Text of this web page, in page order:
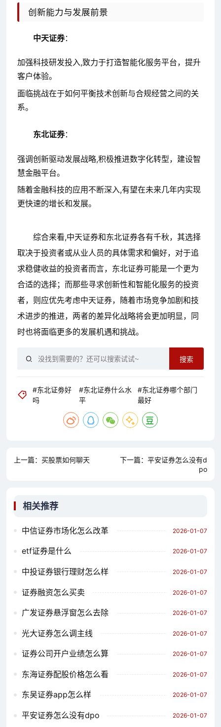
创新能力与发展前景
中天证券：
加强科技研发投入,致力于打造智能化服务平台，提升
客户体验。
面临挑战在于如何平衡技术创新与合规经营之间的关
系。
东北证券：
强调创新驱动发展战略,积极推进数字化转型，建设智
慧金融平台。
随着金融科技的应用不断深入,有望在未来几年内实现
更快速的增长和发展。
综合来看,中天证券和东北证券各有千秋，其选择
取决于投资者或从业人员的具体需求和偏好，对于追
求稳健收益的投资者而言，东北证券可能是一个更为
合适的选择；而那些寻求创新性和智能化服务的投资
者，则应优先考虑中天证券，随着市场竞争加剧和技
术进步的推进，两者的差异化战略将会更加明显，同
时也将面临更多的发展机遇和挑战。
搜索
#东北证劵好
吗
#东北证券什么水
平
#东北证券哪个部门
最好
上一篇： 买股票如何聊天 下一篇：平安证券怎么没有d
po
相关推荐
中信证券市场化怎么改革 2026-01-07
etf证券是什么 2026-01-07
中投证券银行理财怎么样 2026-01-07
证券融资怎么买卖 2026-01-07
广发证券悬浮窗怎么去除 2026-01-07
光大证券怎么调主线 2026-01-07
证券公司开户业绩怎么算 2026-01-07
东海证券配股价格怎么看 2026-01-07
东吴证券app怎么样 2026-01-07
平安证券怎么没有dpo 2026-01-07